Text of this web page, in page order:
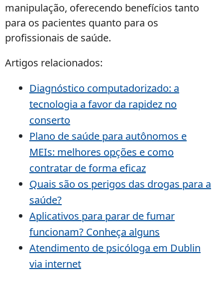
manipulação, oferecendo benefícios tanto
para os pacientes quanto para os
profissionais de saúde.
Artigos relacionados:
Diagnóstico computadorizado: a
tecnologia a favor da rapidez no
conserto
Plano de saúde para autônomos e
MEIs: melhores opções e como
contratar de forma eficaz
Quais são os perigos das drogas para a
saúde?
Aplicativos para parar de fumar
funcionam? Conheça alguns
Atendimento de psicóloga em Dublin
via internet